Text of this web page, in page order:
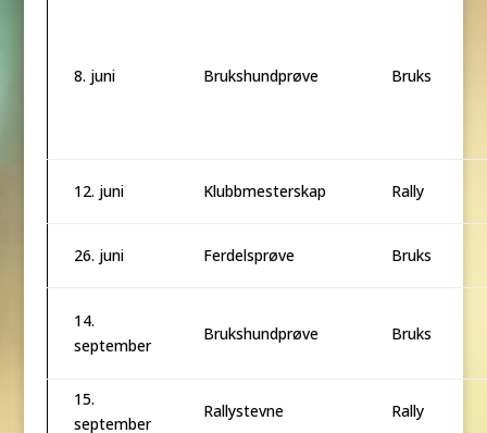
8. juni Brukshundprøve Bruks
12. juni Klubbmesterskap Rally
26. juni Ferdelsprøve Bruks
14.
september
Brukshundprøve Bruks
15.
september
Rallystevne Rally